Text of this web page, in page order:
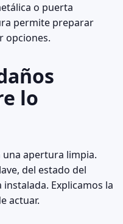
o puerta
permite preparar
opciones.
lo
apertura limpia.
del estado del
Explicamos la
actuar.